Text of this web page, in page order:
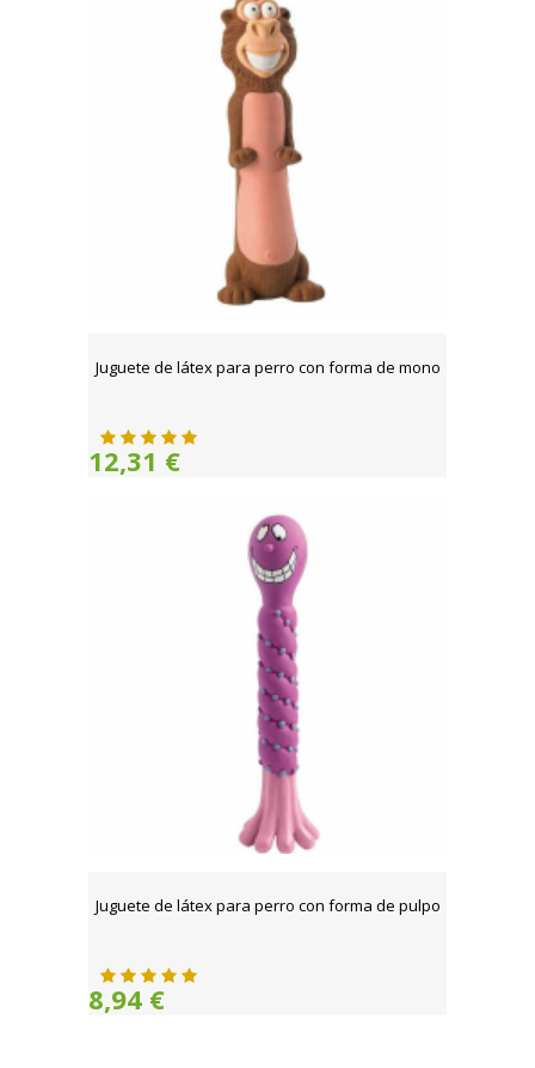
Juguete de látex para perro con forma de mono
12,31 €
Juguete de látex para perro con forma de pulpo
8,94 €